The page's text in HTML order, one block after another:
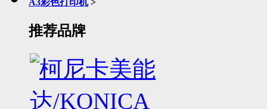
A3彩色打印机 >
推荐品牌